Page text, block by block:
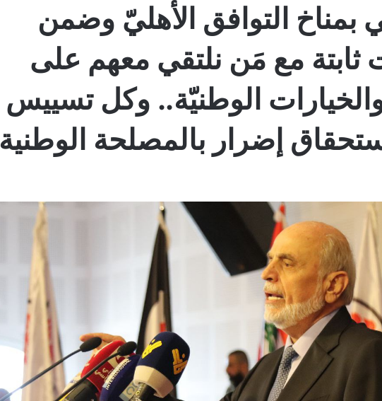
بمناخ التوافق الأهليّ وضمن
ثابتة مع مَن نلتقي معهم على
والخيارات الوطنيّة.. وكل تسييس
إضرار بالمصلحة الوطنية